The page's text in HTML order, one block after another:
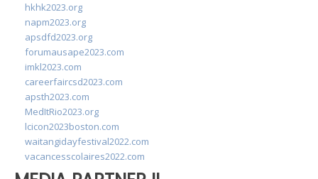
hkhk2023.org
napm2023.org
apsdfd2023.org
forumausape2023.com
imkl2023.com
careerfaircsd2023.com
apsth2023.com
MedItRio2023.org
lcicon2023boston.com
waitangidayfestival2022.com
vacancesscolaires2022.com